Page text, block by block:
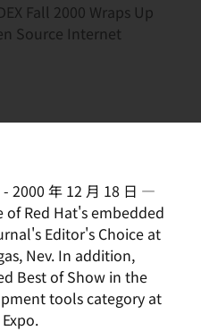
Fall 2000 Wraps Up
Source Internet
- 2000 年 12 月 18 日 —
of Red Hat's embedded
Editor's Choice at
Nev. In addition,
Best of Show in the
tools category at